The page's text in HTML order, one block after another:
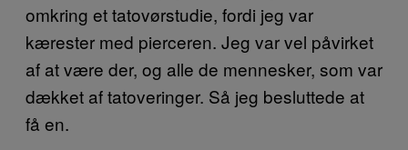
omkring et tatovørstudie, fordi jeg var
kærester med pierceren. Jeg var vel påvirket
af at være der, og alle de mennesker, som var
dækket af tatoveringer. Så jeg besluttede at
få en.